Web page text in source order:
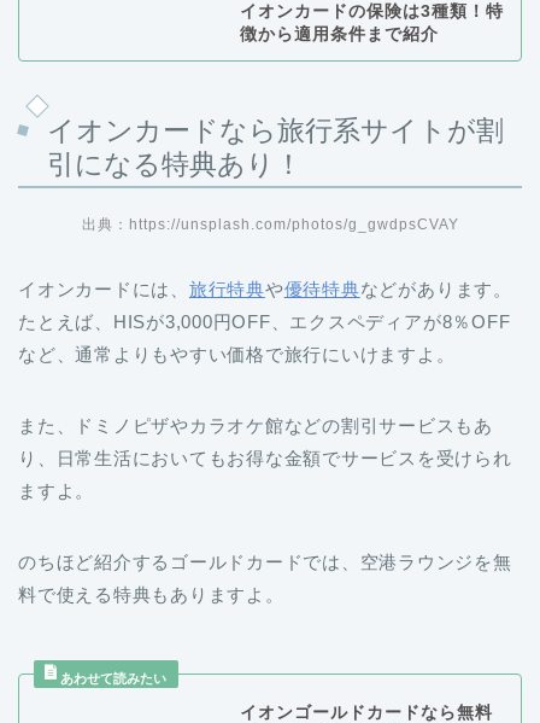
イオンカードの保険は3種類！特
徴から適用条件まで紹介
イオンカードなら旅行系サイトが割
引になる特典あり！
出典：https://unsplash.com/photos/g_gwdpsCVAY
イオンカードには、 旅行特典や優待特典などがあります。
たとえば、HISが3,000円OFF、エクスペディアが8％OFF
など、通常よりもやすい価格で旅行にいけますよ。
また、ドミノピザやカラオケ館などの割引サービスもあ
り、日常生活においてもお得な金額でサービスを受けられ
ますよ。
のちほど紹介するゴールドカードでは、空港ラウンジを無
料で使える特典もありますよ。
イオンゴールドカードなら無料